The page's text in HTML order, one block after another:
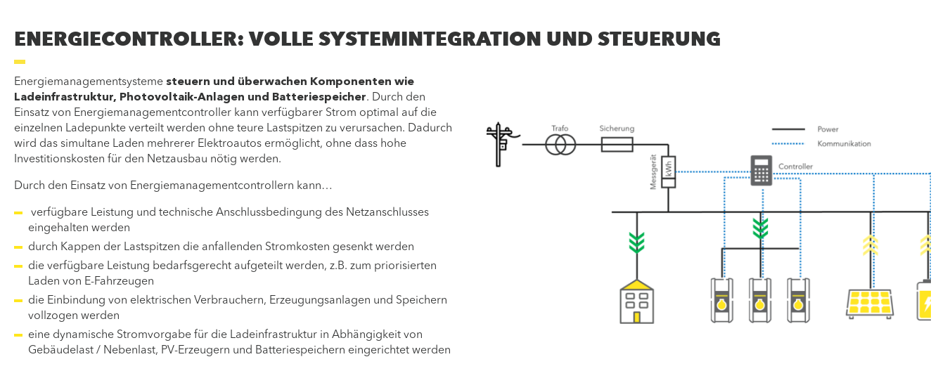
ENERGIECONTROLLER: VOLLE SYSTEMINTEGRATION UND STEUERUNG
Energiemanagementsysteme steuern und überwachen Komponenten wie
Ladeinfrastruktur, Photovoltaik-Anlagen und Batteriespeicher. Durch den
Einsatz von Energiemanagementcontroller kann verfügbarer Strom optimal auf die
einzelnen Ladepunkte verteilt werden ohne teure Lastspitzen zu verursachen. Dadurch
wird das simultane Laden mehrerer Elektroautos ermöglicht, ohne dass hohe
Investitionskosten für den Netzausbau nötig werden.
Durch den Einsatz von Energiemanagementcontrollern kann…
verfügbare Leistung und technische Anschlussbedingung des Netzanschlusses
eingehalten werden
durch Kappen der Lastspitzen die anfallenden Stromkosten gesenkt werden
die verfügbare Leistung bedarfsgerecht aufgeteilt werden, z.B. zum priorisierten
Laden von E-Fahrzeugen
die Einbindung von elektrischen Verbrauchern, Erzeugungsanlagen und Speichern
vollzogen werden
eine dynamische Stromvorgabe für die Ladeinfrastruktur in Abhängigkeit von
Gebäudelast / Nebenlast, PV-Erzeugern und Batteriespeichern eingerichtet werden